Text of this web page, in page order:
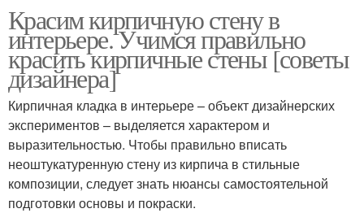
Красим кирпичную стену в
интерьере. Учимся правильно
красить кирпичные стены [советы
дизайнера]
Кирпичная кладка в интерьере – объект дизайнерских
экспериментов – выделяется характером и
выразительностью. Чтобы правильно вписать
неоштукатуренную стену из кирпича в стильные
композиции, следует знать нюансы самостоятельной
подготовки основы и покраски.